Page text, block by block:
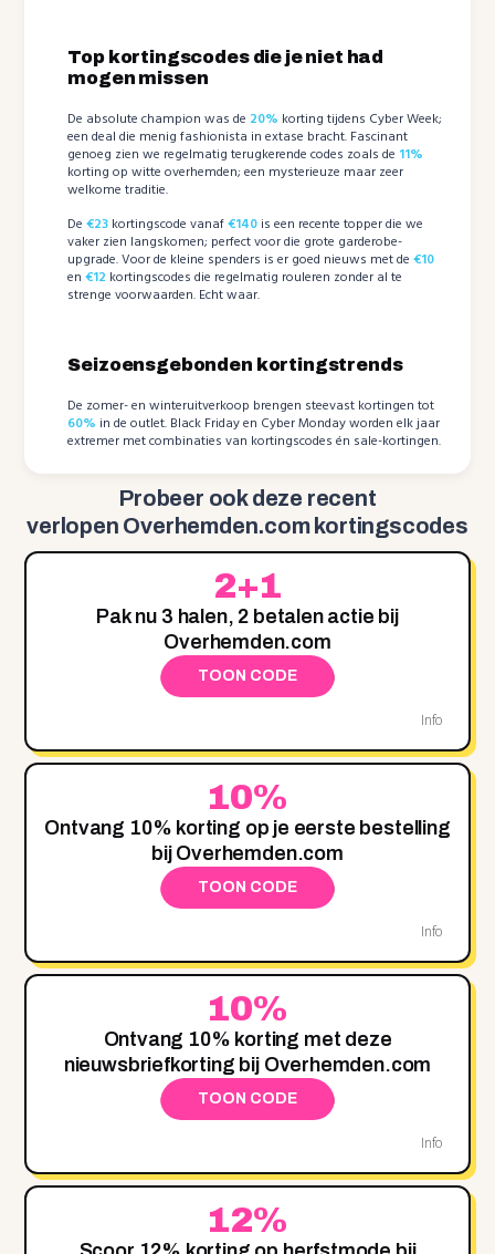
Top kortingscodes die je niet had
mogen missen
De absolute champion was de 20% korting tijdens Cyber Week;
een deal die menig fashionista in extase bracht. Fascinant
genoeg zien we regelmatig terugkerende codes zoals de 11%
korting op witte overhemden; een mysterieuze maar zeer
welkome traditie.
De€23 kortingscode vanaf€140 is een recente topper die we
vaker zien langskomen; perfect voor die grote garderobe-
upgrade. Voor de kleine spenders is er goed nieuws met de€10
en€12 kortingscodes die regelmatig rouleren zonder al te
strenge voorwaarden. Echt waar.
Seizoensgebonden kortingstrends
De zomer- en winteruitverkoop brengen steevast kortingen tot
60% in de outlet. Black Friday en Cyber Monday worden elk jaar
extremer met combinaties van kortingscodes én sale-kortingen.
Probeer ook deze recent
verlopen Overhemden.com kortingscodes
2+1
Pak nu 3 halen, 2 betalen actie bij
Overhemden.com
TOON CODE
Info
10%
Ontvang 10% korting op je eerste bestelling
bij Overhemden.com
TOON CODE
Info
10%
Ontvang 10% korting met deze
nieuwsbriefkorting bij Overhemden.com
TOON CODE
Info
12%